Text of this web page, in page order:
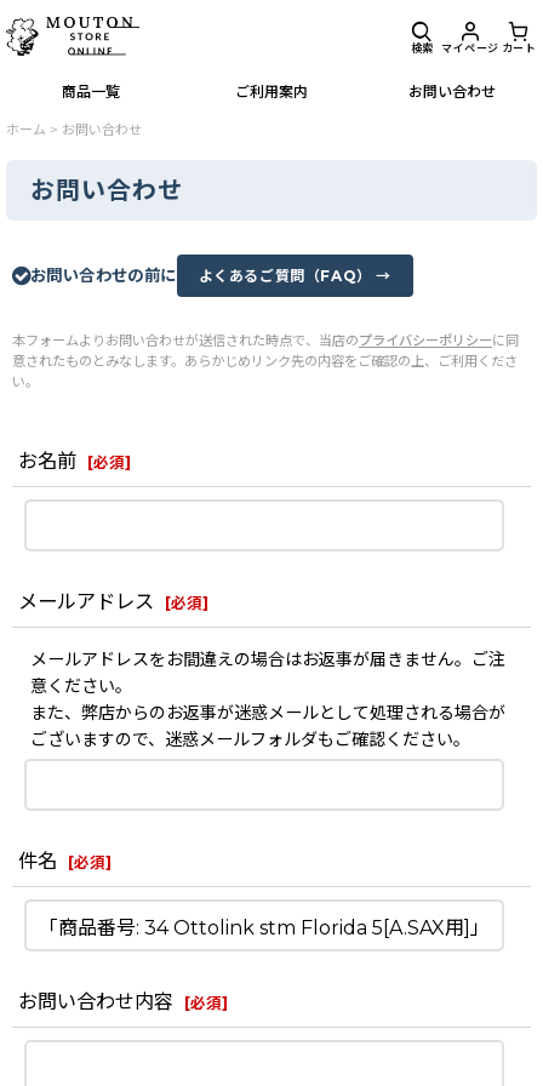
商品一覧 ご利用案内 お問い合わせ
検索 マイページ カート
ホーム > お問い合わせ
お問い合わせ
お問い合わせの前に よくあるご質問（FAQ） →
本フォームよりお問い合わせが送信された時点で、当店のプライバシーポリシーに同
意されたものとみなします。あらかじめリンク先の内容をご確認の上、ご利用くださ
い。
お名前 [必須]
メールアドレス [必須]
メールアドレスをお間違えの場合はお返事が届きません。ご注
意ください。
また、弊店からのお返事が迷惑メールとして処理される場合が
ございますので、迷惑メールフォルダもご確認ください。
件名 [必須]
お問い合わせ内容 [必須]